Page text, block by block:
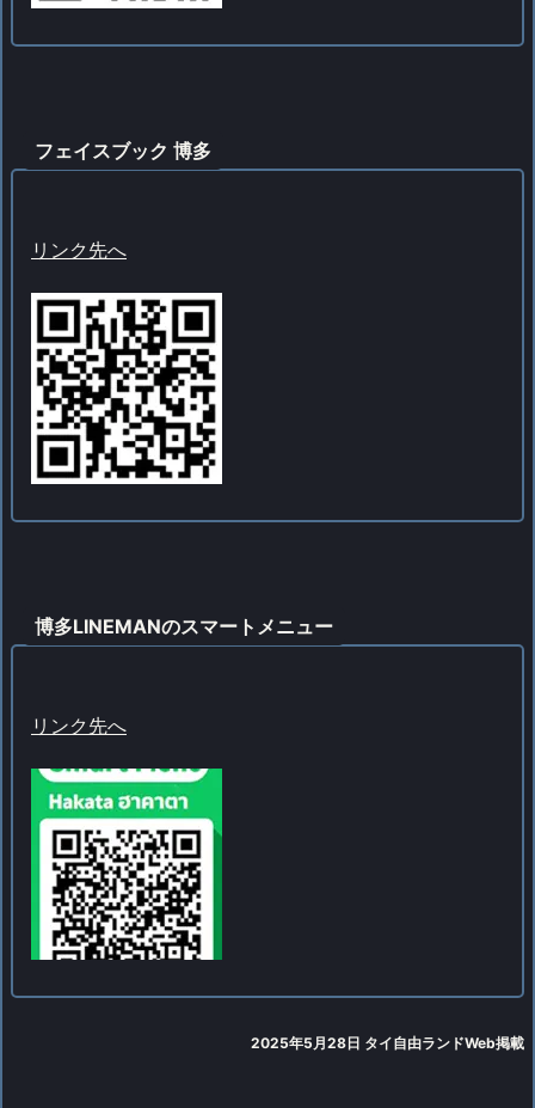
フェイスブック 博多
リンク先へ
博多LINEMANのスマートメニュー
リンク先へ
2025年5月28日 タイ自由ランドWeb掲載